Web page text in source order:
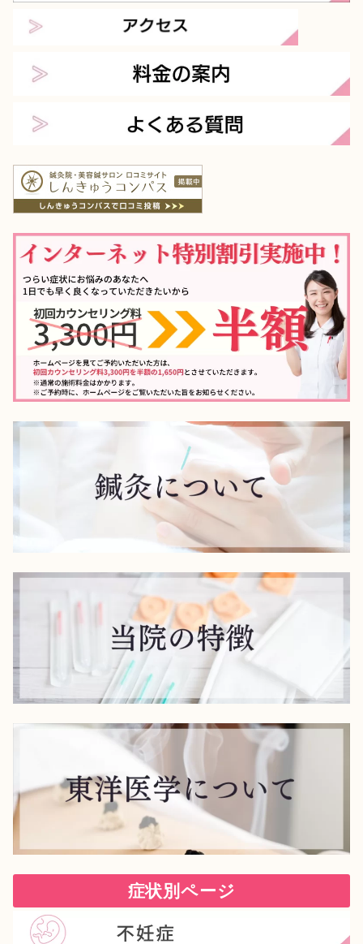
症状別ページ